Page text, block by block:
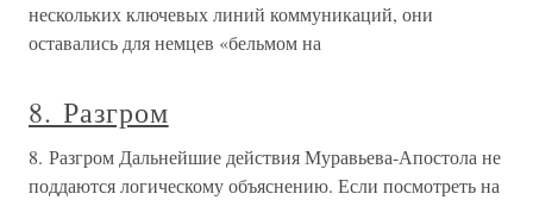
нескольких ключевых линий коммуникаций, они
оставались для немцев «бельмом на
8. Разгром
8. Разгром Дальнейшие действия Муравьева-Апостола не
поддаются логическому объяснению. Если посмотреть на